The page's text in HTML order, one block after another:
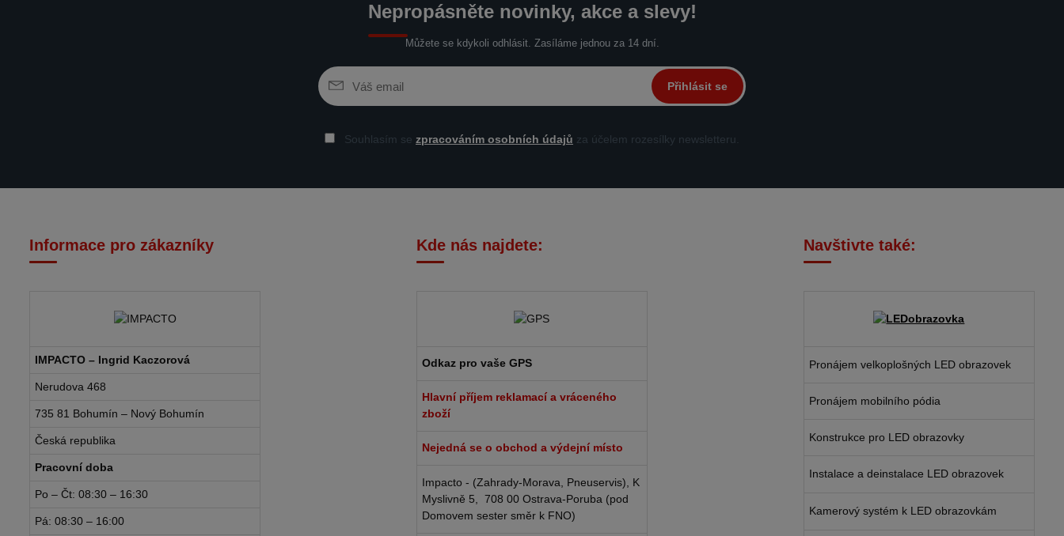
Nepropásněte novinky, akce a slevy!
Můžete se kdykoli odhlásit. Zasíláme jednou za 14 dní.
Přihlásit se
Souhlasím se zpracováním osobních údajů za účelem rozesílky newsletteru.
Informace pro zákazníky
IMPACTO – Ingrid Kaczorová
Nerudova 468
735 81 Bohumín – Nový Bohumín
Česká republika
Pracovní doba
Po – Čt: 08:30 – 16:30
Pá: 08:30 – 16:00
Kde nás najdete:
Odkaz pro vaše GPS
Hlavní příjem reklamací a vráceného
zboží
Nejedná se o obchod a výdejní místo
Impacto - (Zahrady-Morava, Pneuservis), K
Myslivně 5, 708 00 Ostrava-Poruba (pod
Domovem sester směr k FNO)
Navštivte také:
Pronájem velkoplošných LED obrazovek
Pronájem mobilního pódia
Konstrukce pro LED obrazovky
Instalace a deinstalace LED obrazovek
Kamerový systém k LED obrazovkám